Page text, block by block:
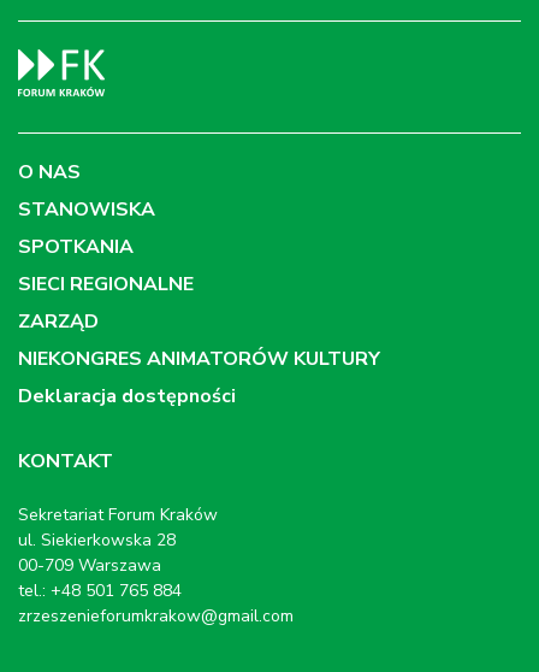
O NAS
STANOWISKA
SPOTKANIA
SIECI REGIONALNE
ZARZĄD
NIEKONGRES ANIMATORÓW KULTURY
Deklaracja dostępności
KONTAKT
Sekretariat Forum Kraków
ul. Siekierkowska 28
00-709 Warszawa
tel.: +48 501 765 884
zrzeszenieforumkrakow@gmail.com